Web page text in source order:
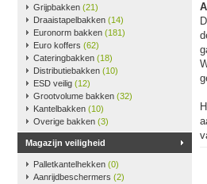
Grijpbakken (21)
Draaistapelbakken (14)
Euronorm bakken (181)
Euro koffers (62)
Cateringbakken (18)
Distributiebakken (10)
ESD veilig (12)
Grootvolume bakken (32)
Kantelbakken (10)
Overige bakken (3)
Magazijn veiligheid
Palletkantelhekken (0)
Aanrijdbeschermers (2)